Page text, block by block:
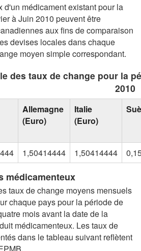
d'un médicament existant pour la
à Juin 2010 peuvent être
aux fins de comparaison
devises locales dans chaque
moyen simple correspondant.
des taux de change pour la
2010
Allemagne
(Euro)
Italie
(Euro)
1,50414444 1,50414444
médicamenteux
taux de change moyens mensuels
chaque pays pour la période de
mois avant la date de la
médicamenteux. Les taux de
dans le tableau suivant reflètent